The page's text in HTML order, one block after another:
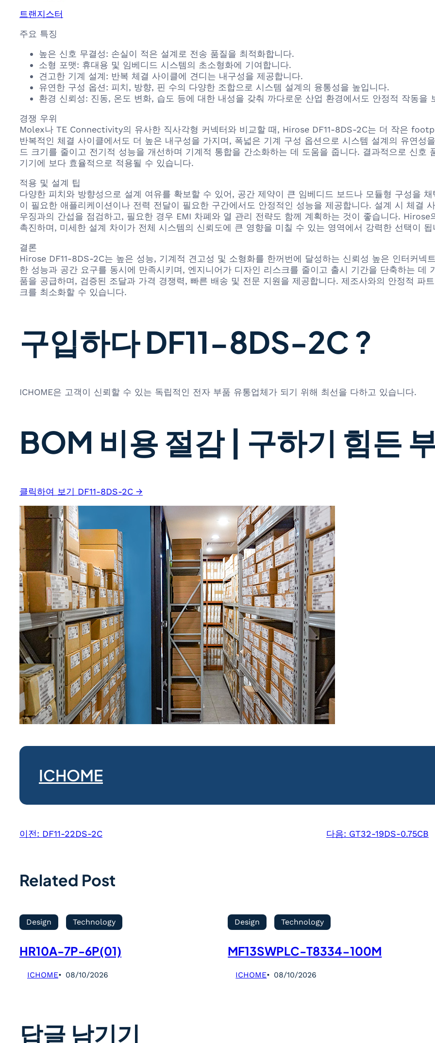
트랜지스터
주요 특징
높은 신호 무결성: 손실이 적은 설계로 전송 품질을 최적화합니다.
소형 포맷: 휴대용 및 임베디드 시스템의 초소형화에 기여합니다.
견고한 기계 설계: 반복 체결 사이클에 견디는 내구성을 제공합니다.
유연한 구성 옵션: 피치, 방향, 핀 수의 다양한 조합으로 시스템 설계의 융통성을 높입니다.
환경 신뢰성: 진동, 온도 변화, 습도 등에 대한 내성을 갖춰 까다로운 산업 환경에서도 안정적 작동을
경쟁 우위
Molex나 TE Connectivity의 유사한 직사각형 커넥터와 비교할 때, Hirose DF11-8DS-2C는 더 작은
반복적인 체결 사이클에서도 더 높은 내구성을 가지며, 폭넓은 기계 구성 옵션으로 시스템 설계의 유연성
드 크기를 줄이고 전기적 성능을 개선하며 기계적 통합을 간소화하는 데 도움을 줍니다. 결과적으로 신호
기기에 보다 효율적으로 적용될 수 있습니다.
적용 및 설계 팁
다양한 피치와 방향성으로 설계 여유를 확보할 수 있어, 공간 제약이 큰 임베디드 보드나 모듈형 구성을
이 필요한 애플리케이션이나 전력 전달이 필요한 구간에서도 안정적인 성능을 제공합니다. 설계 시 체결
우징과의 간섭을 점검하고, 필요한 경우 EMI 차폐와 열 관리 전략도 함께 계획하는 것이 좋습니다.
촉진하며, 미세한 설계 차이가 전체 시스템의 신뢰도에 큰 영향을 미칠 수 있는 영역에서 강력한 선택이 됩
결론
Hirose DF11-8DS-2C는 높은 성능, 기계적 견고성 및 소형화를 한꺼번에 달성하는 신뢰성 높은 인터커넥
한 성능과 공간 요구를 동시에 만족시키며, 엔지니어가 디자인 리스크를 줄이고 출시 기간을 단축하는 데
품을 공급하며, 검증된 조달과 가격 경쟁력, 빠른 배송 및 전문 지원을 제공합니다. 제조사와의 안정적 파
크를 최소화할 수 있습니다.
구입하다 DF11-8DS-2C ?
ICHOME은 고객이 신뢰할 수 있는 독립적인 전자 부품 유통업체가 되기 위해 최선을 다하고 있습니다.
BOM 비용 절감 | 구하기 힘든
클릭하여 보기 DF11-8DS-2C →
ICHOME
이전: DF11-22DS-2C 다음: GT32-19DS-0.75CB
Related Post
Design Technology
HR10A-7P-6P(01)
ICHOME 08/10/2026
Design Technology
MF13SWPLC-T8334-100M
ICHOME 08/10/2026
답글 남기기